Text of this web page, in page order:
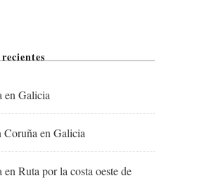
en Galicia
Coruña en Galicia
en Ruta por la costa oeste de